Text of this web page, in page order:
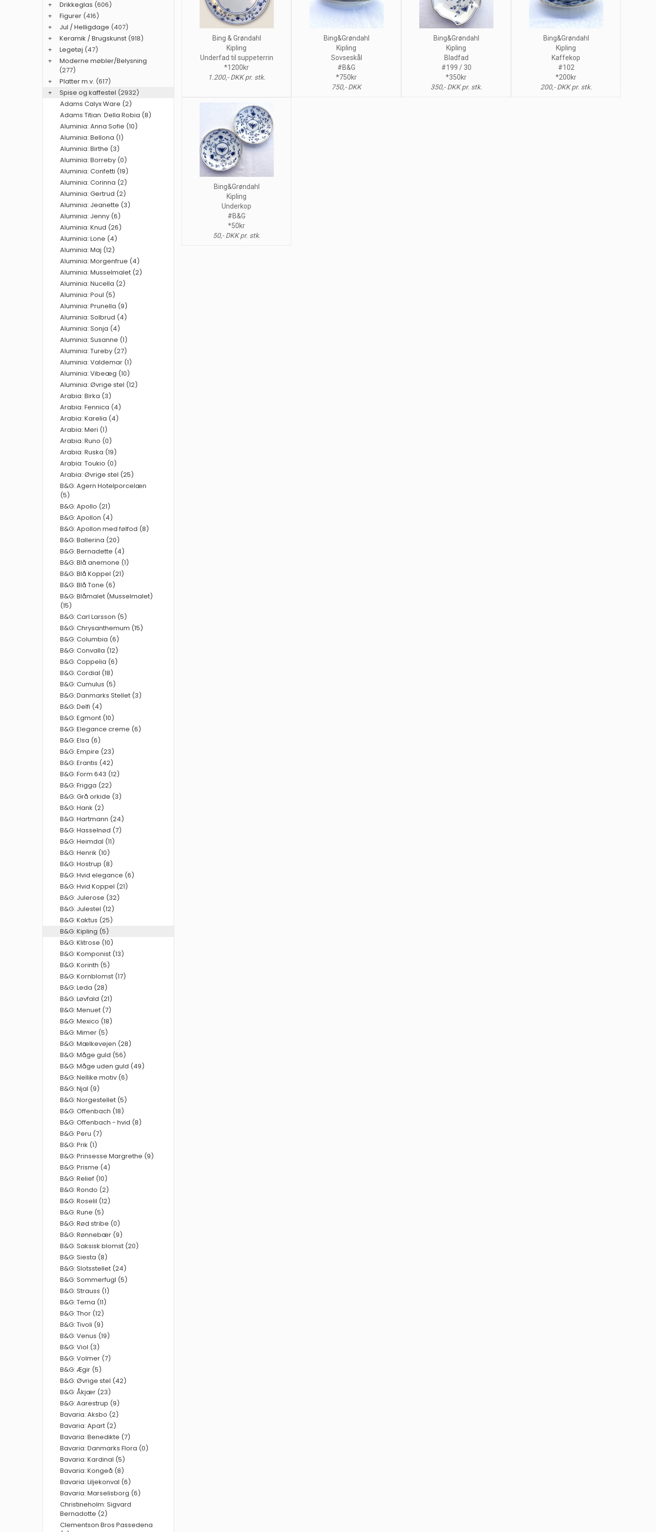
Bing & Grøndahl
Kipling
Underfad til suppeterrin
*1200kr
1.200,- DKK pr. stk.
Bing&Grøndahl
Kipling
Sovseskål
#B&G
*750kr
750,- DKK
Bing&Grøndahl
Kipling
Bladfad
#199 / 30
*350kr
350,- DKK pr. stk.
Bing&Grøndahl
Kipling
Kaffekop
#102
*200kr
200,- DKK pr. stk.
Bing&Grøndahl
Kipling
Underkop
#B&G
*50kr
50,- DKK pr. stk.
+ Drikkeglas (606)
+
Figurer (416)
+
Jul / Helligdage (407)
+
Keramik / Brugskunst (918)
+
Legetøj (47)
+
Moderne møbler/Belysning
(277)
+
Platter m.v. (617)
+
Spise og kaffestel (2932)
Adams Calyx Ware (2)
Adams Titian: Della Robia (8)
Aluminia: Anna Sofie (10)
Aluminia: Bellona (1)
Aluminia: Birthe (3)
Aluminia: Borreby (0)
Aluminia: Confetti (19)
Aluminia: Corinna (2)
Aluminia: Gertrud (2)
Aluminia: Jeanette (3)
Aluminia: Jenny (6)
Aluminia: Knud (26)
Aluminia: Lone (4)
Aluminia: Maj (12)
Aluminia: Morgenfrue (4)
Aluminia: Musselmalet (2)
Aluminia: Nucella (2)
Aluminia: Poul (5)
Aluminia: Prunella (9)
Aluminia: Solbrud (4)
Aluminia: Sonja (4)
Aluminia: Susanne (1)
Aluminia: Tureby (27)
Aluminia: Valdemar (1)
Aluminia: Vibeæg (10)
Aluminia: Øvrige stel (12)
Arabia: Birka (3)
Arabia: Fennica (4)
Arabia: Karelia (4)
Arabia: Meri (1)
Arabia: Runo (0)
Arabia: Ruska (19)
Arabia: Toukio (0)
Arabia: Øvrige stel (25)
B&G: Agern Hotelporcelæn
(5)
B&G: Apollo (21)
B&G: Apollon (4)
B&G: Apollon med følfod (8)
B&G: Ballerina (20)
B&G: Bernadette (4)
B&G: Blå anemone (1)
B&G: Blå Koppel (21)
B&G: Blå Tone (6)
B&G: Blåmalet (Musselmalet)
(15)
B&G: Carl Larsson (5)
B&G: Chrysanthemum (15)
B&G: Columbia (6)
B&G: Convalla (12)
B&G: Coppelia (6)
B&G: Cordial (18)
B&G: Cumulus (5)
B&G: Danmarks Stellet (3)
B&G: Delfi (4)
B&G: Egmont (10)
B&G: Elegance creme (6)
B&G: Elsa (6)
B&G: Empire (23)
B&G: Erantis (42)
B&G: Form 643 (12)
B&G: Frigga (22)
B&G: Grå orkide (3)
B&G: Hank (2)
B&G: Hartmann (24)
B&G: Hasselnød (7)
B&G: Heimdal (11)
B&G: Henrik (10)
B&G: Hostrup (8)
B&G: Hvid elegance (6)
B&G: Hvid Koppel (21)
B&G: Julerose (32)
B&G: Julestel (12)
B&G: Kaktus (25)
B&G: Kipling (5)
B&G: Klitrose (10)
B&G: Komponist (13)
B&G: Korinth (5)
B&G: Kornblomst (17)
B&G: Leda (28)
B&G: Løvfald (21)
B&G: Menuet (7)
B&G: Mexico (18)
B&G: Mimer (5)
B&G: Mælkevejen (28)
B&G: Måge guld (56)
B&G: Måge uden guld (49)
B&G: Nellike motiv (6)
B&G: Njal (9)
B&G: Norgestellet (5)
B&G: Offenbach (18)
B&G: Offenbach - hvid (8)
B&G: Peru (7)
B&G: Prik (1)
B&G: Prinsesse Margrethe (9)
B&G: Prisme (4)
B&G: Relief (10)
B&G: Rondo (2)
B&G: Roselil (12)
B&G: Rune (5)
B&G: Rød stribe (0)
B&G: Rønnebær (9)
B&G: Saksisk blomst (20)
B&G: Siesta (8)
B&G: Slotsstellet (24)
B&G: Sommerfugl (5)
B&G: Strauss (1)
B&G: Tema (11)
B&G: Thor (12)
B&G: Tivoli (9)
B&G: Venus (19)
B&G: Viol (3)
B&G: Volmer (7)
B&G: Ægir (5)
B&G: Øvrige stel (42)
B&G: Åkjær (23)
B&G: Aarestrup (9)
Bavaria: Aksbo (2)
Bavaria: Apart (2)
Bavaria: Benedikte (7)
Bavaria: Danmarks Flora (0)
Bavaria: Kardinal (5)
Bavaria: Kongeå (8)
Bavaria: Liljekonval (6)
Bavaria: Marselisborg (6)
Christineholm: Sigvard
Bernadotte (2)
Clementson Bros Passedena